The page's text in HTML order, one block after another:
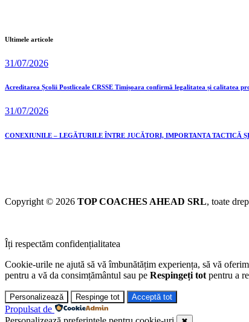
Ultimele articole
31/07/2026
Acreditarea Școlii Postliceale CRSSE Timișoara confirmă legalitatea și calitatea
31/07/2026
CONEXIUNILE – LEGĂTURILE ÎNTRE JUCĂTORI, IMPORTANȚA TACTICĂ
Copyright © 2026 TOP COACHES AHEAD SRL, toate
Îți respectăm confidențialitatea
Cookie-urile ne ajută să vă îmbunătățim experiența, să vă
pentru a vă da consimțământul sau pe Respingeți tot pentru a
Personalizează Respinge tot Acceptă tot
Propulsat de